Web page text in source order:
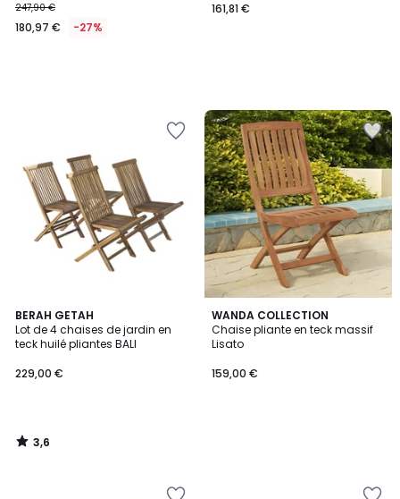
247,90 €
180,97 € -27%
161,81 €
BERAH GETAH
Lot de 4 chaises de jardin en
teck huilé pliantes BALI
229,00 €
3,6
/ 5
3,6
/
WANDA COLLECTION
Chaise pliante en teck massif
Lisato
159,00 €